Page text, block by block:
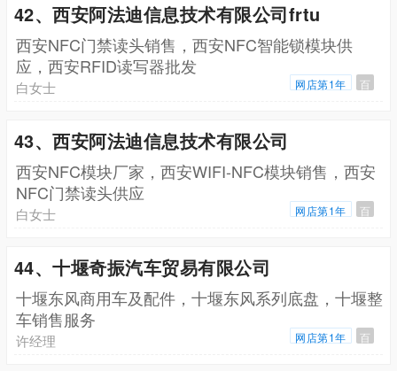
42、西安阿法迪信息技术有限公司frtu
西安NFC门禁读头销售，西安NFC智能锁模块供
应，西安RFID读写器批发
白女士 网店第1年 百
43、西安阿法迪信息技术有限公司
西安NFC模块厂家，西安WIFI-NFC模块销售，西安
NFC门禁读头供应
白女士 网店第1年 百
44、十堰奇振汽车贸易有限公司
十堰东风商用车及配件，十堰东风系列底盘，十堰整
车销售服务
许经理 网店第1年 百